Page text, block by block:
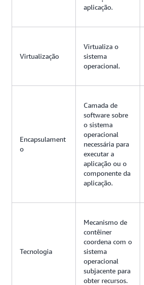
aplicação.
Virtualização
Virtualiza o
sistema
operacional.
Encapsulament
o
Camada de
software sobre
o sistema
operacional
necessária para
executar a
aplicação ou o
componente da
aplicação.
Tecnologia
Mecanismo de
contêiner
coordena com o
sistema
operacional
subjacente para
obter recursos.